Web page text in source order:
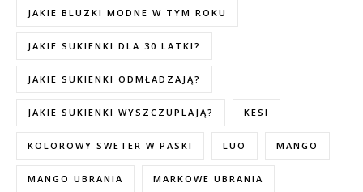
JAKIE BLUZKI MODNE W TYM ROKU
JAKIE SUKIENKI DLA 30 LATKI?
JAKIE SUKIENKI ODMŁADZAJĄ?
JAKIE SUKIENKI WYSZCZUPLAJĄ? KESI
KOLOROWY SWETER W PASKI LUO MANGO
MANGO UBRANIA MARKOWE UBRANIA